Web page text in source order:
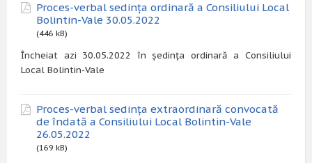
Proces-verbal sedința ordinară a Consiliului Local
Bolintin-Vale 30.05.2022
(446 kB)
Încheiat azi 30.05.2022 în ședința ordinară a Consiliului
Local Bolintin-Vale
Proces-verbal sedința extraordinară convocată
de îndată a Consiliului Local Bolintin-Vale
26.05.2022
(169 kB)